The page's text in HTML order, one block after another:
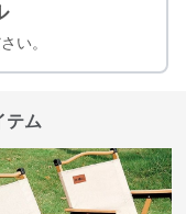
い。
テム